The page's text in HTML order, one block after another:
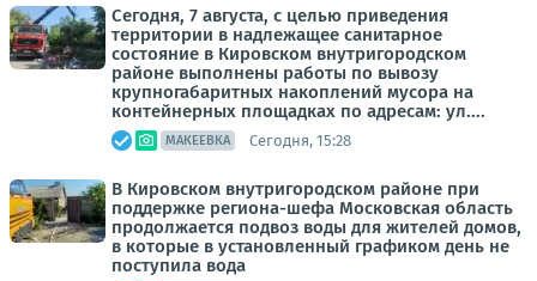
Сегодня, 7 августа, с целью приведения
территории в надлежащее санитарное
состояние в Кировском внутригородском
районе выполнены работы по вывозу
крупногабаритных накоплений мусора на
контейнерных площадках по адресам: ул....
МАКЕЕВКА Сегодня, 15:28
В Кировском внутригородском районе при
поддержке региона-шефа Московская область
продолжается подвоз воды для жителей домов,
в которые в установленный графиком день не
поступила вода